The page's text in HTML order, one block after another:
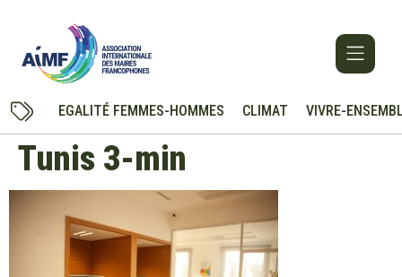
EGALITÉ FEMMES-HOMMES CLIMAT VIVRE-
Tunis 3-min